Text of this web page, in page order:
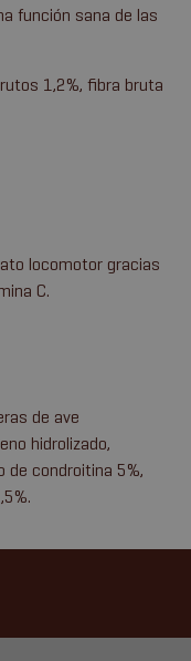
función sana de las
1,2%, fibra bruta
locomotor gracias
C.
de ave
hidrolizado,
condroitina 5%,